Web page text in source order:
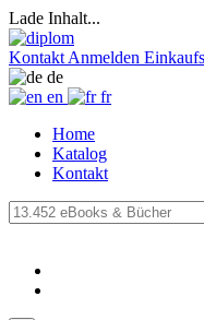
Lade Inhalt...
Kontakt Anmelden
de
en
fr
Home
Katalog
Kontakt